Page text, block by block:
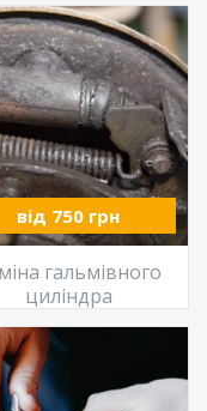
від 750 грн
гальмівного
циліндра